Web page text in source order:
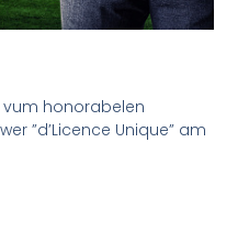
vum honorabelen
”d’Licence Unique” am